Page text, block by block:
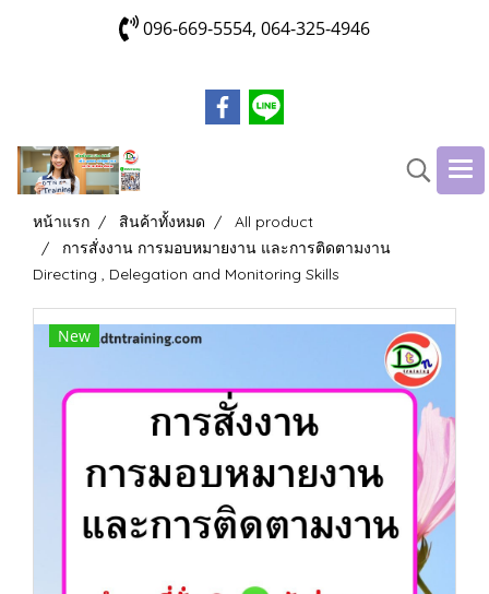
096-669-5554, 064-325-4946
หน้าแรก สินค้าทั้งหมด
All product
การสั่งงาน การมอบหมายงาน และการติดตามงาน
Directing , Delegation and Monitoring Skills
New